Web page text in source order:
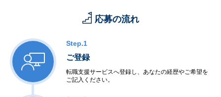
応募の流れ
Step.1
ご登録
転職支援サービスへ登録し、あなたの経歴やご希望を
ご記入ください。